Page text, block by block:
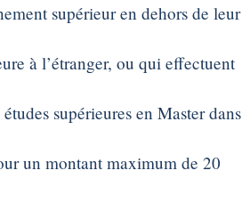
supérieur en dehors de leur
à l’étranger, ou qui effectuent
supérieures en Master dans
un montant maximum de 20